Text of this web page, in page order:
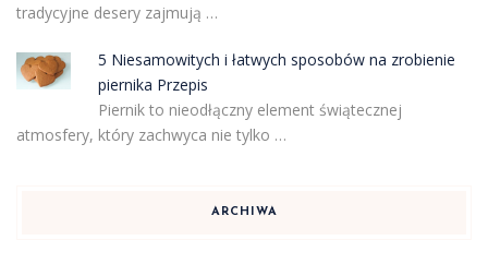
tradycyjne desery zajmują …
5 Niesamowitych i łatwych sposobów na zrobienie
piernika Przepis
Piernik to nieodłączny element świątecznej
atmosfery, który zachwyca nie tylko …
ARCHIWA